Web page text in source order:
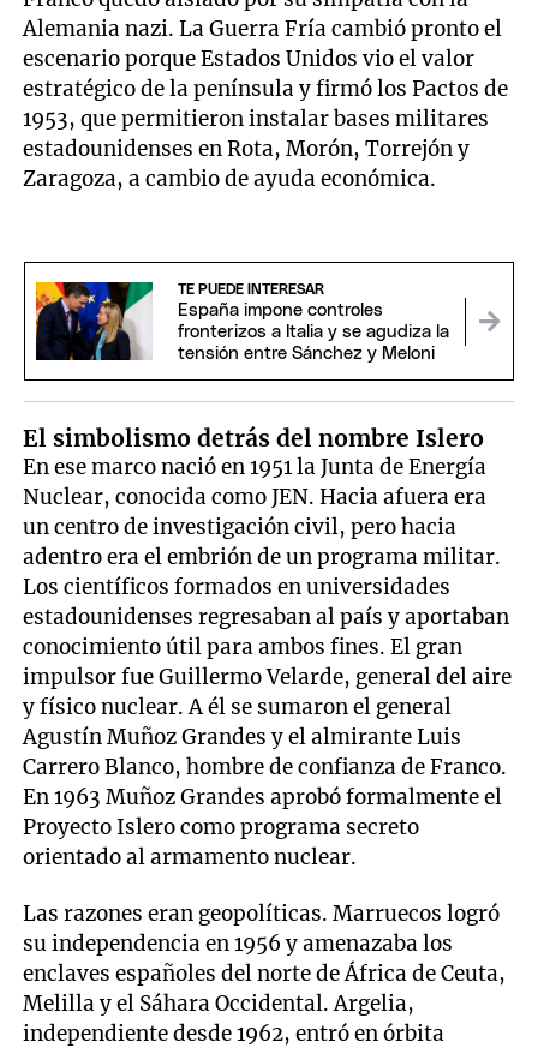
Alemania nazi. La Guerra Fría cambió pronto el
escenario porque Estados Unidos vio el valor
estratégico de la península y firmó los Pactos de
1953, que permitieron instalar bases militares
estadounidenses en Rota, Morón, Torrejón y
Zaragoza, a cambio de ayuda económica.
TE PUEDE INTERESAR
España impone controles
fronterizos a Italia y se agudiza la
tensión entre Sánchez y Meloni
El simbolismo detrás del nombre Islero
En ese marco nació en 1951 la Junta de Energía
Nuclear, conocida como JEN. Hacia afuera era
un centro de investigación civil, pero hacia
adentro era el embrión de un programa militar.
Los científicos formados en universidades
estadounidenses regresaban al país y aportaban
conocimiento útil para ambos fines. El gran
impulsor fue Guillermo Velarde, general del aire
y físico nuclear. A él se sumaron el general
Agustín Muñoz Grandes y el almirante Luis
Carrero Blanco, hombre de confianza de Franco.
En 1963 Muñoz Grandes aprobó formalmente el
Proyecto Islero como programa secreto
orientado al armamento nuclear.
Las razones eran geopolíticas. Marruecos logró
su independencia en 1956 y amenazaba los
enclaves españoles del norte de África de Ceuta,
Melilla y el Sáhara Occidental. Argelia,
independiente desde 1962, entró en órbita